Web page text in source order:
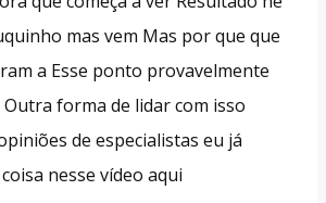
mas vem Mas por que que
a Esse ponto provavelmente
forma de lidar com isso
de especialistas eu já
nesse vídeo aqui